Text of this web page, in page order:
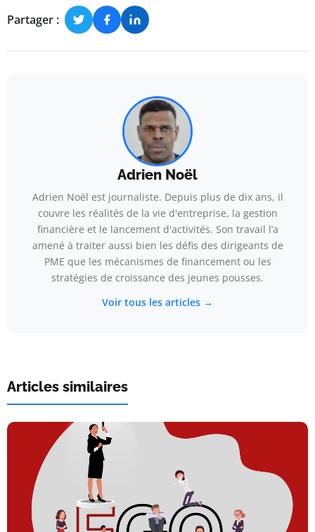
Partager :
Adrien Noël
Adrien Noël est journaliste. Depuis plus de dix ans, il
couvre les réalités de la vie d'entreprise, la gestion
financière et le lancement d'activités. Son travail l’a
amené à traiter aussi bien les défis des dirigeants de
PME que les mécanismes de financement ou les
stratégies de croissance des jeunes pousses.
Voir tous les articles →
Articles similaires